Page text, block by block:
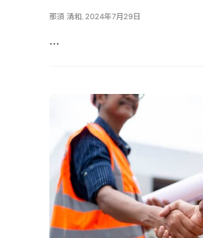
那須 清和 2024年7月29日
...